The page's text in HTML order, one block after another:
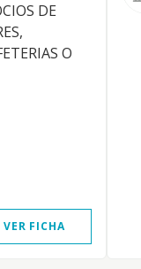
DE
O
VER FICHA